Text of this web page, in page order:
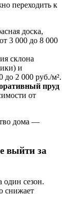
переходить к
доска,
3 000 до 8 000
склона
и
до 2 000 руб./м².
пруд
от
дома —
выйти за
один сезон.
снижает